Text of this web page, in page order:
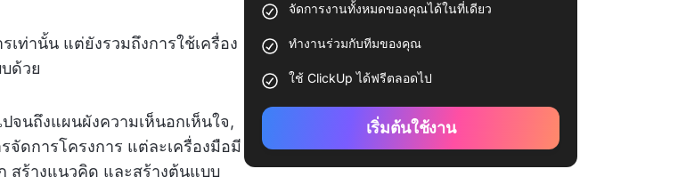
เท่านั้น แต่ยังรวมถึงการใช้เครื่อง
ด้วย
จนถึงแผนผังความเห็นอกเห็นใจ,
จัดการโครงการ แต่ละเครื่องมือมี
สร้างแนวคิด และสร้างต้นแบบ
จัดการงานทั้งหมดของคุณได้ในที่เดียว
ทำงานร่วมกับทีมของคุณ
ใช้ ClickUp ได้ฟรีตลอดไป
เริ่มต้นใช้งาน